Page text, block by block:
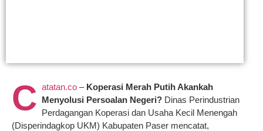
C atatan.co – Koperasi Merah Putih Akankah
Menyolusi Persoalan Negeri? Dinas Perindustrian
Perdagangan Koperasi dan Usaha Kecil Menengah
(Disperindagkop UKM) Kabupaten Paser mencatat,